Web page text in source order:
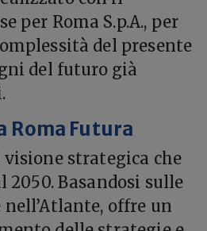
per Roma S.p.A., per
del presente
del futuro già
Roma Futura
strategica che
Basandosi sulle
offre un